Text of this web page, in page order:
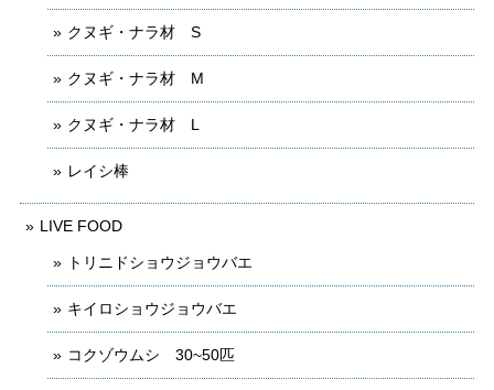
クヌギ・ナラ材 S
クヌギ・ナラ材 M
クヌギ・ナラ材 L
レイシ棒
LIVE FOOD
トリニドショウジョウバエ
キイロショウジョウバエ
コクゾウムシ 30~50匹